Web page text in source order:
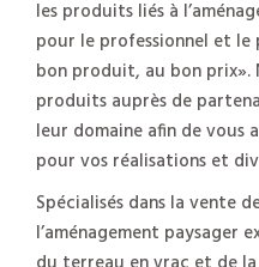
les produits liés à
pour le professionnel et
bon produit, au bon prix».
produits auprès de
leur domaine afin de
pour vos réalisations et
Spécialisés dans la vente
l’aménagement paysager